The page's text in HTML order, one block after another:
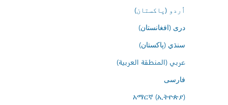
اُردو (پاکستان)
درى (افغانستان)
سنڌي (پاکستان)
عربي (المنطقة العربية)
فارسى
አማርኛ (ኢትዮጵያ)